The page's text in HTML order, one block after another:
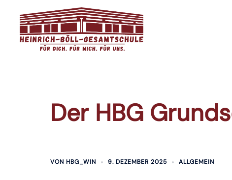
springen
Der HBG
VON HBG_WIN 9. DEZEMBER 2025 ALLGEMEIN